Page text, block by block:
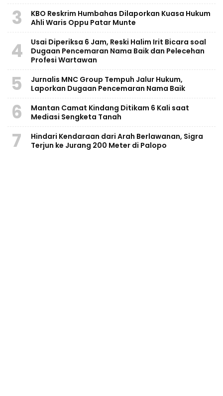
3
KBO Reskrim Humbahas Dilaporkan Kuasa Hukum
Ahli Waris Oppu Patar Munte
4
Usai Diperiksa 6 Jam, Reski Halim Irit Bicara soal
Dugaan Pencemaran Nama Baik dan Pelecehan
Profesi Wartawan
5
Jurnalis MNC Group Tempuh Jalur Hukum,
Laporkan Dugaan Pencemaran Nama Baik
6
Mantan Camat Kindang Ditikam 6 Kali saat
Mediasi Sengketa Tanah
7
Hindari Kendaraan dari Arah Berlawanan, Sigra
Terjun ke Jurang 200 Meter di Palopo